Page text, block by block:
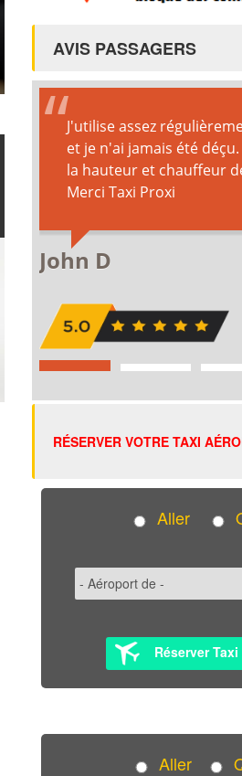
AVIS PASSAGERS
RÉSERVER VOTRE TAXI
Aller
Réserver
Aller